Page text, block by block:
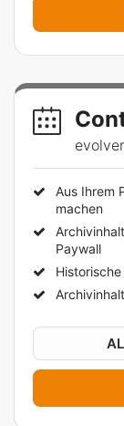
Aus Ihrem
machen
Paywall